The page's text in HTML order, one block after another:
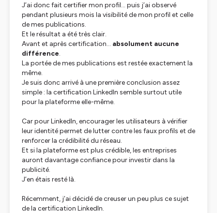
J’ai donc fait certifier mon profil… puis j’ai observé
pendant plusieurs mois la visibilité de mon profil et celle
de mes publications.
Et le résultat a été très clair.
Avant et après certification… absolument aucune
différence.
La portée de mes publications est restée exactement la
même.
Je suis donc arrivé à une première conclusion assez
simple : la certification LinkedIn semble surtout utile
pour la plateforme elle-même.
Car pour LinkedIn, encourager les utilisateurs à vérifier
leur identité permet de lutter contre les faux profils et de
renforcer la crédibilité du réseau.
Et si la plateforme est plus crédible, les entreprises
auront davantage confiance pour investir dans la
publicité.
J’en étais resté là.
Récemment, j’ai décidé de creuser un peu plus ce sujet
de la certification LinkedIn.